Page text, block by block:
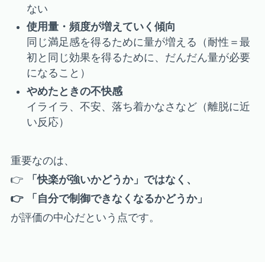
ない
使用量・頻度が増えていく傾向
同じ満足感を得るために量が増える（耐性＝最
初と同じ効果を得るために、だんだん量が必要
になること）
やめたときの不快感
イライラ、不安、落ち着かなさなど（離脱に近
い反応）
重要なのは、
👉
「快楽が強いかどうか」ではなく、
👉 「自分で制御できなくなるかどうか」
が評価の中心だという点です。